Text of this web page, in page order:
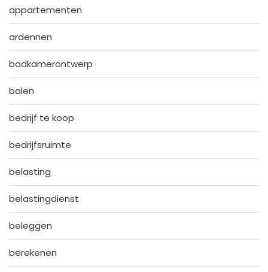
appartementen
ardennen
badkamerontwerp
balen
bedrijf te koop
bedrijfsruimte
belasting
belastingdienst
beleggen
berekenen